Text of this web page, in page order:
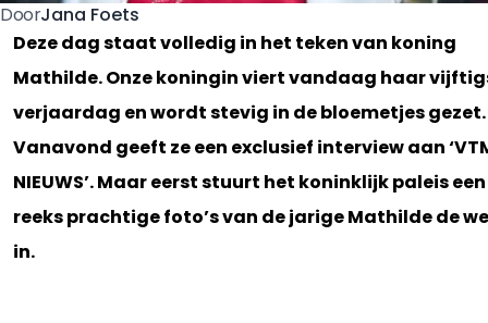
DoorJana Foets
Deze dag staat volledig in het teken van koning
Mathilde. Onze koningin viert vandaag haar
verjaardag en wordt stevig in de bloemetjes gezet.
Vanavond geeft ze een exclusief interview aan
NIEUWS’. Maar eerst stuurt het koninklijk paleis een
reeks prachtige foto’s van de jarige Mathilde de
in.